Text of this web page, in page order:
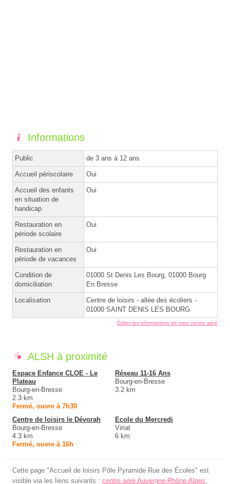
Informations
Public de 3 ans à 12 ans
Accueil périscolaire Oui
Accueil des enfants
en situation de
handicap
Oui
Restauration en
période scolaire
Oui
Restauration en
période de vacances
Oui
Condition de
domiciliation
01000 St Denis Les Bourg, 01000 Bourg
En Bresse
Localisation
Centre de loisirs - allée des écoliers -
01000 SAINT DENIS LES BOURG
Éditer les informations de mon centre aéré
ALSH à proximité
Espace Enfance CLOE - Le
Plateau
Bourg-en-Bresse
2.3 km
Fermé, ouvre à 7h30
Réseau 11-16 Ans
Bourg-en-Bresse
3.2 km
Centre de loisirs le Dévorah
Bourg-en-Bresse
4.3 km
Fermé, ouvre à 16h
Ecole du Mercredi
Viriat
6 km
Cette page "Accueil de loisirs Pôle Pyramide Rue des Écoles" est
visible via les liens suivants : centre aéré Auvergne-Rhône-Alpes